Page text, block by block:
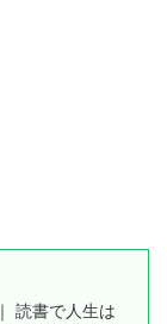
読書で人生は